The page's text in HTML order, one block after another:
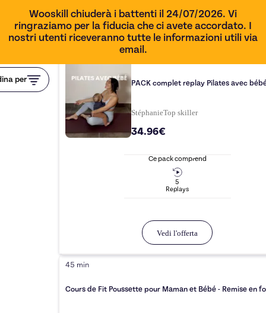
Wooskill chiuderà i battenti il 24/07/2026. Vi
ringraziamo per la fiducia che ci avete accordato. I
nostri utenti riceveranno tutte le informazioni utili via
email.
per PACK complet replay Pilates avec
StéphanieTop skiller
34.96€
Ce pack comprend
5
Replays
Vedi l'offerta
45 min
Cours de Fit Poussette pour Maman et Bébé - Remise en